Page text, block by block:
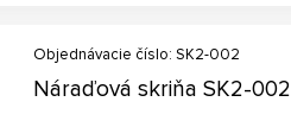
Objednávacie číslo: SK2-002
Náraďová skriňa SK2-002